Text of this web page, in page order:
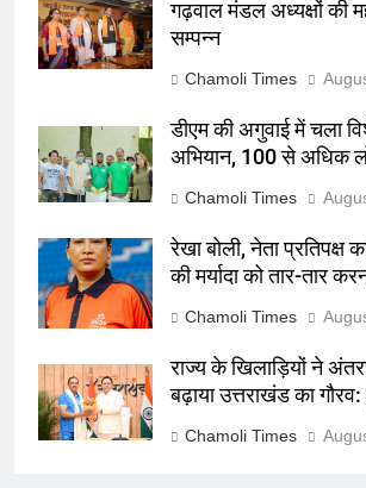
गढ़वाल मंडल अध्यक्षों की
सम्पन्न
Chamoli Times
डीएम की अगुवाई में चला
अभियान, 100 से अधिक
Chamoli Times
रेखा बोली, नेता प्रतिपक्ष
की मर्यादा को तार-तार
Chamoli Times
राज्य के खिलाड़ियों ने
बढ़ाया उत्तराखंड का
Chamoli Times